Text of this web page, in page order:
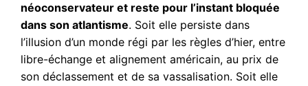
néoconservateur et reste pour l’instant bloquée
dans son atlantisme. Soit elle persiste dans
l’illusion d’un monde régi par les règles d’hier, entre
libre-échange et alignement américain, au prix de
son déclassement et de sa vassalisation. Soit elle